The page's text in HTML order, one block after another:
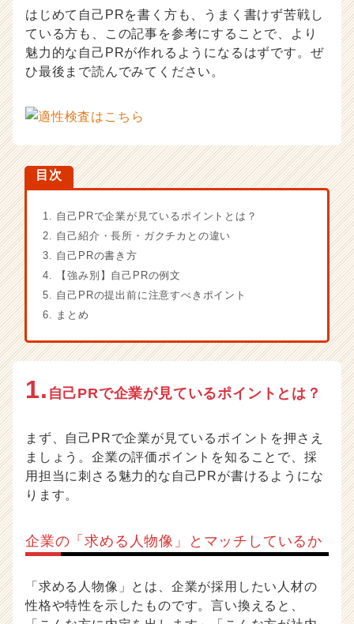
カ
ウ
ト
が
届
活
チ
キ
ャ
リ
ア
（C
e
a
e
r）
はじめて自己PRを書く方も、うまく書けず苦戦し
ている方も、この記事を参考にすることで、より
魅力的な自己PRが作れるようになるはずです。ぜ
ひ最後まで読んでみてください。
目次
1. 自己PRで企業が見ているポイントとは？
2. 自己紹介・長所・ガクチカとの違い
3. 自己PRの書き方
4. 【強み別】自己PRの例文
5. 自己PRの提出前に注意すべきポイント
6. まとめ
1. 自己PRで企業が見ているポイントとは？
まず、自己PRで企業が見ているポイントを押さえ
ましょう。企業の評価ポイントを知ることで、採
用担当に刺さる魅力的な自己PRが書けるようにな
ります。
企業の「求める人物像」とマッチしているか
「求める人物像」とは、企業が採用したい人材の
性格や特性を示したものです。言い換えると、